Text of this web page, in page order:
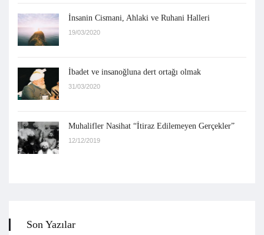
İnsanin Cismani, Ahlaki ve Ruhani Halleri
19/03/2020
İbadet ve insanoğluna dert ortağı olmak
31/03/2020
Muhalifler Nasihat “İtiraz Edilemeyen Gerçekler”
12/12/2019
Son Yazılar